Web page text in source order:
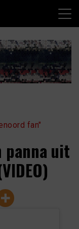
fan"
panna uit